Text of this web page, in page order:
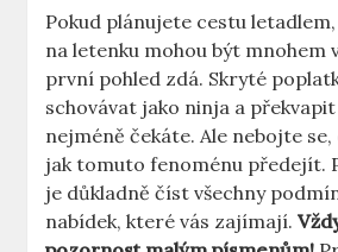
Pokud plánujete cestu
na letenku mohou být mnohem
první pohled zdá. Skryté
schovávat jako ninja a překvapit
nejméně čekáte. Ale nebojte
jak tomuto fenoménu předejít.
je důkladně číst všechny
nabídek, které vás zajímají.